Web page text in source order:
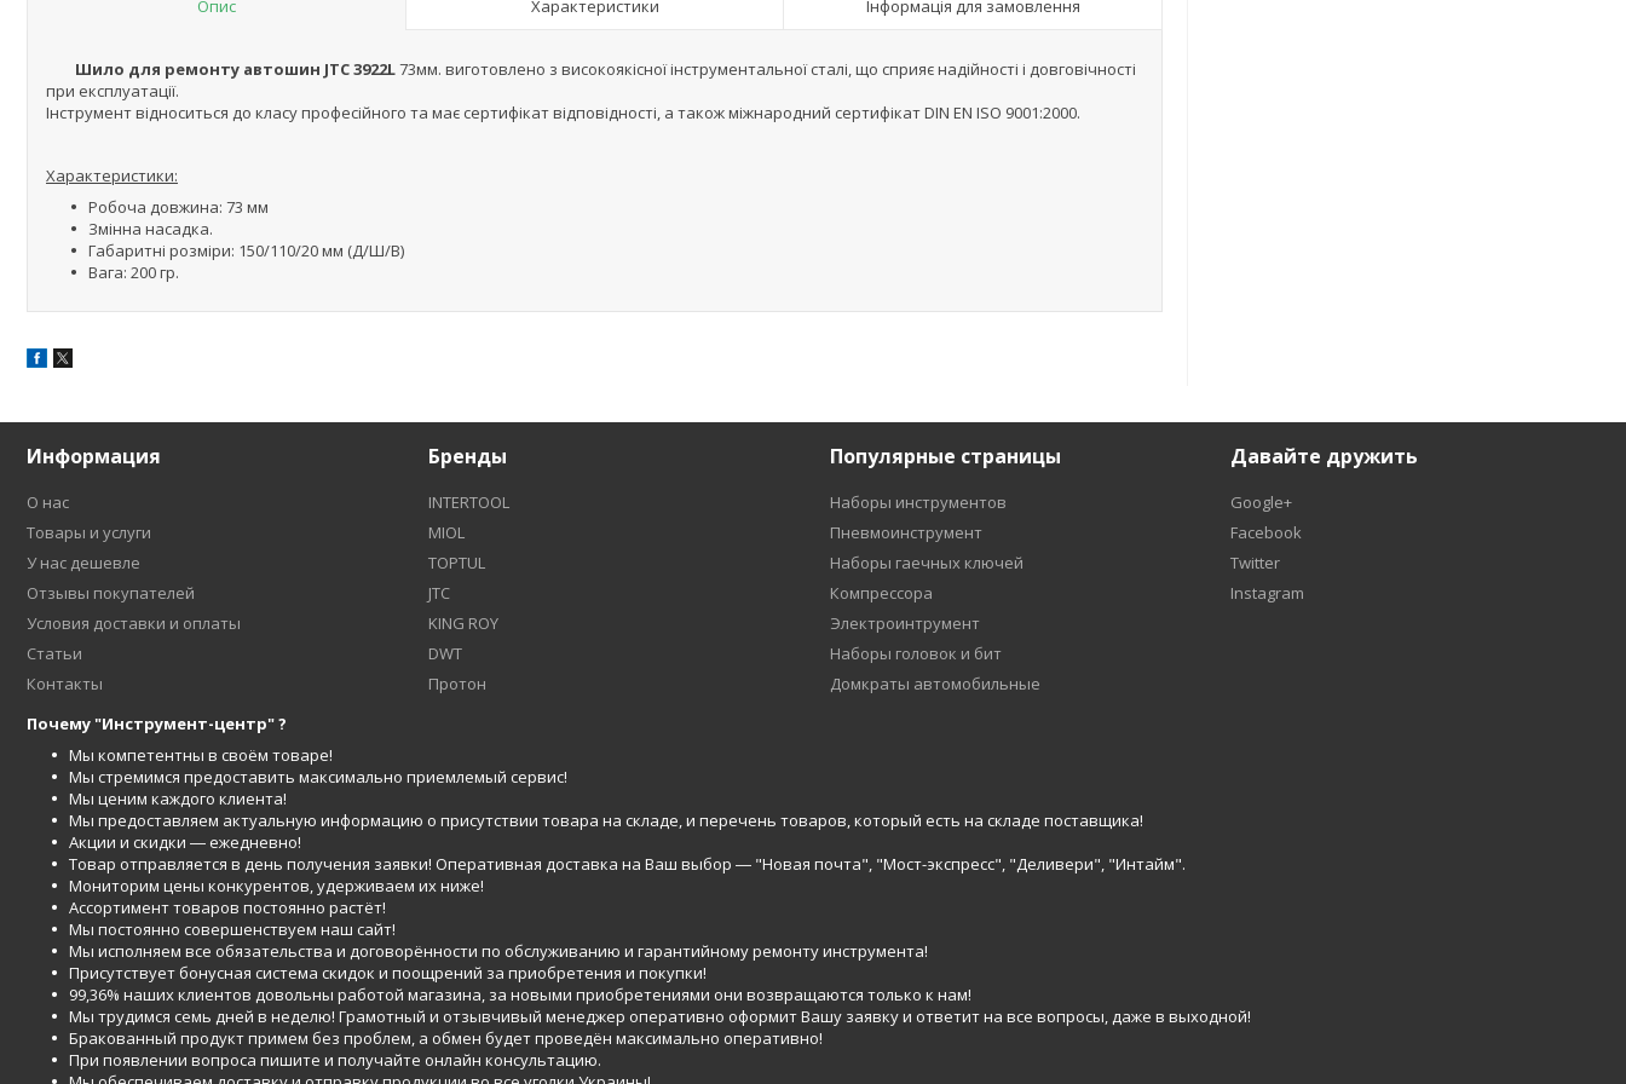
Опис Характеристики Інформація для замовлення
Шило для ремонту автошин JTC 3922L73мм. виготовлено з високоякісної інструментальної сталі, що сприяє надійності і довговічності
при експлуатації.
Інструмент відноситься до класу професійного та має сертифікат відповідності, а також міжнародний сертифікат DIN EN ISO 9001:2000.
Характеристики:
Робоча довжина: 73 мм
Змінна насадка.
Габаритні розміри: 150/110/20 мм (Д/Ш/В)
Вага: 200 гр.
Информация
О нас
Товары и услуги
У нас дешевле
Отзывы покупателей
Условия доставки и оплаты
Статьи
Контакты
Бренды
INTERTOOL
MIOL
TOPTUL
JTC
KING ROY
DWT
Протон
Популярные страницы
Наборы инструментов
Пневмоинструмент
Наборы гаечных ключей
Компрессора
Электроинтрумент
Наборы головок и бит
Домкраты автомобильные
Давайте дружить
Google+
Facebook
Twitter
Instagram
Почему "Инструмент-центр" ?
Мы компетентны в своём товаре!
Мы стремимся предоставить максимально приемлемый сервис!
Мы ценим каждого клиента!
Мы предоставляем актуальную информацию о присутствии товара на складе, и перечень товаров, который есть на складе поставщика!
Акции и скидки ― ежедневно!
Товар отправляется в день получения заявки! Оперативная доставка на Ваш выбор ― "Новая почта", "Мост-экспресс", "Деливери", "Интайм".
Мониторим цены конкурентов, удерживаем их ниже!
Ассортимент товаров постоянно растёт!
Мы постоянно совершенствуем наш сайт!
Мы исполняем все обязательства и договорённости по обслуживанию и гарантийному ремонту инструмента!
Присутствует бонусная система скидок и поощрений за приобретения и покупки!
99,36% наших клиентов довольны работой магазина, за новыми приобретениями они возвращаются только к нам!
Мы трудимся семь дней в неделю! Грамотный и отзывчивый менеджер оперативно оформит Вашу заявку и ответит на все вопросы, даже в выходной!
Бракованный продукт примем без проблем, а обмен будет проведён максимально оперативно!
При появлении вопроса пишите и получайте онлайн консультацию.